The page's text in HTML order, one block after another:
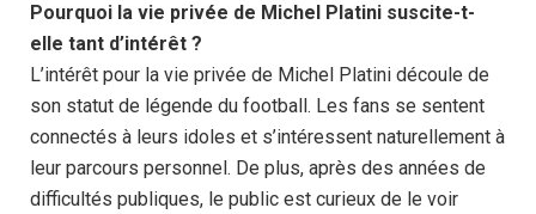
Pourquoi la vie privée de Michel Platini suscite-t-
elle tant d’intérêt ?
L’intérêt pour la vie privée de Michel Platini découle de
son statut de légende du football. Les fans se sentent
connectés à leurs idoles et s’intéressent naturellement à
leur parcours personnel. De plus, après des années de
difficultés publiques, le public est curieux de le voir